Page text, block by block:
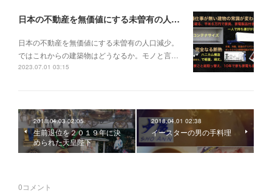
日本の不動産を無価値にする未曽有の人口減少。ではこれからの建築物はどうなるか。
日本の不動産を無価値にする未曽有の人口減少。
ではこれからの建築物はどうなるか。モノと言…
2023.07.01 03:15
2018.04.03 02:05
生前退位を２０１９年に決
められた天皇陛下
2018.04.01 02:38
イースターの男の手料理
0コメント